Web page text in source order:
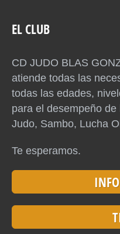
EL CLUB
CD JUDO BLAS
atiende todas las
todas las edades,
para el desempeño
Judo, Sambo, Lucha
Te esperamos.